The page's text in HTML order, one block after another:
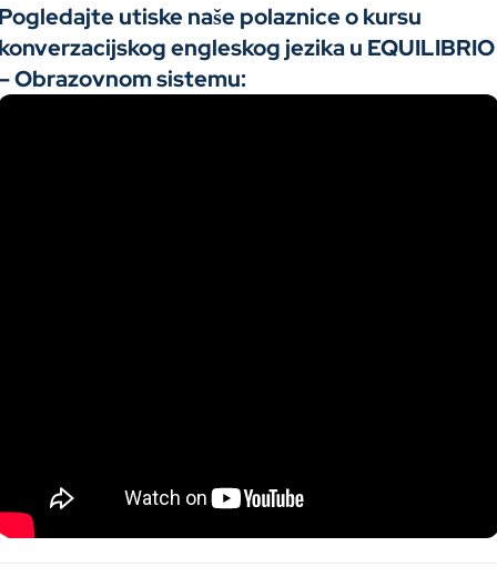
utiske naše polaznice o kursu
engleskog jezika u EQUILIBRIO
Obrazovnom sistemu: